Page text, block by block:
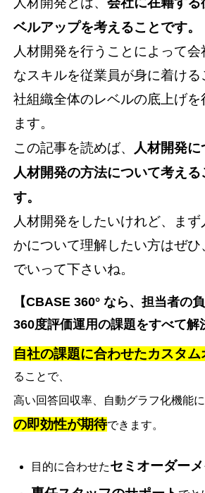
ベルアップを考えることです。
人材開発を行うことによって
なスキルを従業員が身に着け
社組織全体のレベルの底上げを
ます。
この記事を読めば、
人材開発に
人材開発の方法について考え
す。
人材開発をしたいけれど、ま
かについて理解したい方はぜ
でいって下さいね。
【CBASE 360° なら、担当者の
360度評価運用の課題をすべて解
自社の課題に合わせたカスタム
ることで、
高い回答回収率、自動グラフ化機能
の即効性が期待できます。
目的に合わせたセミオーダー